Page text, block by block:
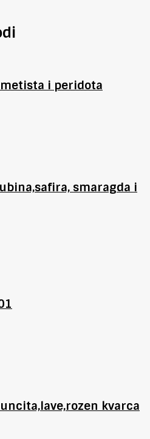
i peridota
smaragda i
kvarca